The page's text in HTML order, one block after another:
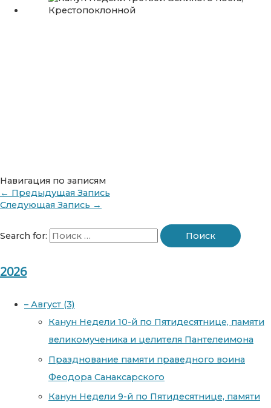
Search for:
2026
– Август (3)
Канун Недели 10-й по Пятидесятнице, памяти
великомученика и целителя Пантелеимона
Празднование памяти праведного воина
Феодора Санаксарского
Канун Недели 9-й по Пятидесятнице, памяти
Навигация по записям
← Предыдущая Запись
Следующая Запись →